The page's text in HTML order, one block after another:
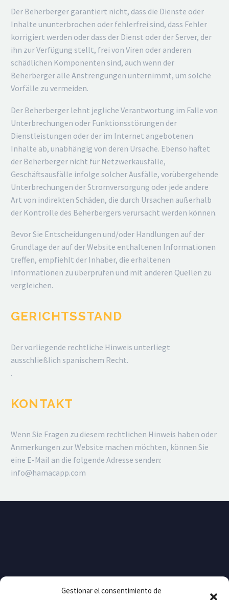
Gestionar el consentimiento de
Der Beherberger garantiert nicht, dass die Dienste oder
Inhalte ununterbrochen oder fehlerfrei sind, dass Fehler
korrigiert werden oder dass der Dienst oder der Server, der
ihn zur Verfügung stellt, frei von Viren oder anderen
schädlichen Komponenten sind, auch wenn der
Beherberger alle Anstrengungen unternimmt, um solche
Vorfälle zu vermeiden.
Der Beherberger lehnt jegliche Verantwortung im Falle von
Unterbrechungen oder Funktionsstörungen der
Dienstleistungen oder der im Internet angebotenen
Inhalte ab, unabhängig von deren Ursache. Ebenso haftet
der Beherberger nicht für Netzwerkausfälle,
Geschäftsausfälle infolge solcher Ausfälle, vorübergehende
Unterbrechungen der Stromversorgung oder jede andere
Art von indirekten Schäden, die durch Ursachen außerhalb
der Kontrolle des Beherbergers verursacht werden können.
Bevor Sie Entscheidungen und/oder Handlungen auf der
Grundlage der auf der Website enthaltenen Informationen
treffen, empfiehlt der Inhaber, die erhaltenen
Informationen zu überprüfen und mit anderen Quellen zu
vergleichen.
GERICHTSSTAND
Der vorliegende rechtliche Hinweis unterliegt
ausschließlich spanischem Recht.
.
KONTAKT
Wenn Sie Fragen zu diesem rechtlichen Hinweis haben oder
Anmerkungen zur Website machen möchten, können Sie
eine E-Mail an die folgende Adresse senden:
info@hamacapp.com